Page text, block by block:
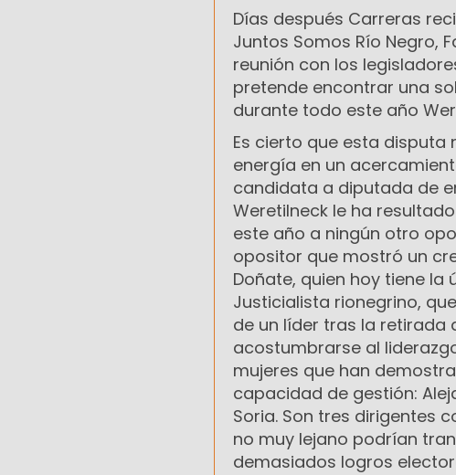
Días después Carreras
Juntos Somos Río Negro,
reunión con los
pretende encontrar una
durante todo este año
Es cierto que esta
energía en un
candidata a diputada de
Weretilneck le ha
este año a ningún otro
opositor que mostró un
Doñate, quien hoy tiene
Justicialista rionegrino,
de un líder tras la retirada
acostumbrarse al
mujeres que han
capacidad de gestión:
Soria. Son tres dirigentes
no muy lejano podrían
demasiados logros